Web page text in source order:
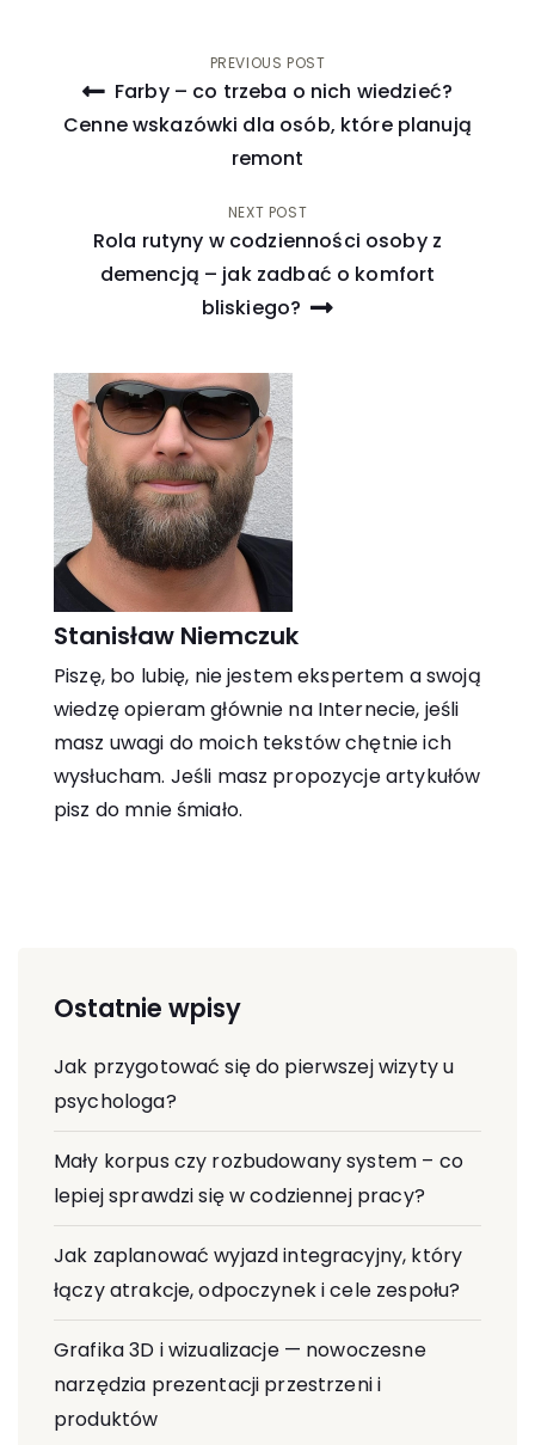
Nawigacja
wpisu
PREVIOUS POST
Farby – co trzeba o nich wiedzieć?
Cenne wskazówki dla osób, które planują
remont
NEXT POST
Rola rutyny w codzienności osoby z
demencją – jak zadbać o komfort
bliskiego?
Stanisław Niemczuk
Piszę, bo lubię, nie jestem ekspertem a swoją
wiedzę opieram głównie na Internecie, jeśli
masz uwagi do moich tekstów chętnie ich
wysłucham. Jeśli masz propozycje artykułów
pisz do mnie śmiało.
Ostatnie wpisy
Jak przygotować się do pierwszej wizyty u
psychologa?
Mały korpus czy rozbudowany system – co
lepiej sprawdzi się w codziennej pracy?
Jak zaplanować wyjazd integracyjny, który
łączy atrakcje, odpoczynek i cele zespołu?
Grafika 3D i wizualizacje — nowoczesne
narzędzia prezentacji przestrzeni i
produktów